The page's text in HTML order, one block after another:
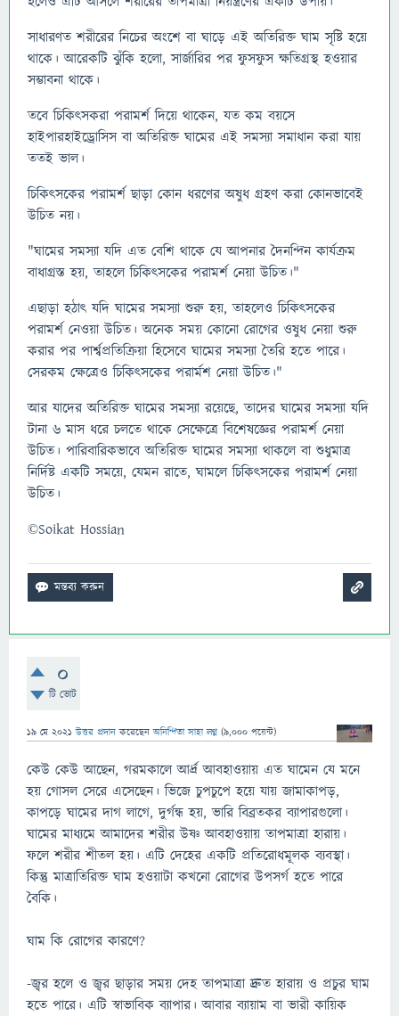
সাধারণত শরীরের নিচের অংশে বা ঘাড়ে এই অতিরিক্ত ঘাম সৃষ্টি হয়ে
থাকে। আরেকটি ঝুঁকি হলো, সার্জারির পর ফুসফুস ক্ষতিগ্রস্থ হওয়ার
সম্ভাবনা থাকে।
তবে চিকিৎসকরা পরামর্শ দিয়ে থাকেন, যত কম বয়সে
হাইপারহাইড্রোসিস বা অতিরিক্ত ঘামের এই সমস্যা সমাধান করা যায়
ততই ভাল।
চিকিৎসকের পরামর্শ ছাড়া কোন ধরণের অষুধ গ্রহণ করা কোনভাবেই
উচিত নয়।
"ঘামের সমস্যা যদি এত বেশি থাকে যে আপনার দৈনন্দিন কার্যক্রম
বাধাগ্রস্ত হয়, তাহলে চিকিৎসকের পরামর্শ নেয়া উচিত।"
এছাড়া হঠাৎ যদি ঘামের সমস্যা শুরু হয়, তাহলেও চিকিৎসকের
পরামর্শ নেওয়া উচিত। অনেক সময় কোনো রোগের ওষুধ নেয়া শুরু
করার পর পার্শ্বপ্রতিক্রিয়া হিসেবে ঘামের সমস্যা তৈরি হতে পারে।
সেরকম ক্ষেত্রেও চিকিৎসকের পরার্মশ নেয়া উচিত।"
আর যাদের অতিরিক্ত ঘামের সমস্যা রয়েছে, তাদের ঘামের সমস্যা যদি
টানা ৬ মাস ধরে চলতে থাকে সেক্ষেত্রে বিশেষজ্ঞের পরামর্শ নেয়া
উচিত। পারিবারিকভাবে অতিরিক্ত ঘামের সমস্যা থাকলে বা শুধুমাত্র
নির্দিষ্ট একটি সময়ে, যেমন রাতে, ঘামলে চিকিৎসকের পরামর্শ নেয়া
উচিত।
©Soikat Hossian
0
টি ভোট
19 মে 2021 উত্তর প্রদান করেছেনঅনিন্দিতা সাহা লগ্ন (9,000 পয়েন্ট)
কেউ কেউ আছেন, গরমকালে আর্দ্র আবহাওয়ায় এত ঘামেন যে মনে
হয় গোসল সেরে এসেছেন। ভিজে চুপচুপে হয়ে যায় জামাকাপড়,
কাপড়ে ঘামের দাগ লাগে, দুর্গন্ধ হয়, ভারি বিব্রতকর ব্যাপারগুলো।
ঘামের মাধ্যমে আমাদের শরীর উষ্ণ আবহাওয়ায় তাপমাত্রা হারায়।
ফলে শরীর শীতল হয়। এটি দেহের একটি প্রতিরোধমূলক ব্যবস্থা।
কিন্তু মাত্রাতিরিক্ত ঘাম হওয়াটা কখনো রোগের উপসর্গ হতে পারে
বৈকি।
ঘাম কি রোগের কারণে?
-জ্বর হলে ও জ্বর ছাড়ার সময় দেহ তাপমাত্রা দ্রুত হারায় ও প্রচুর ঘাম
হতে পারে। এটি স্বাভাবিক ব্যাপার। আবার ব্যায়াম বা ভারী কায়িক